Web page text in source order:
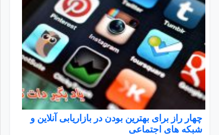
چهار راز برای بهترین بودن در بازاریابی آنلاین و
شبکه های اجتماعی